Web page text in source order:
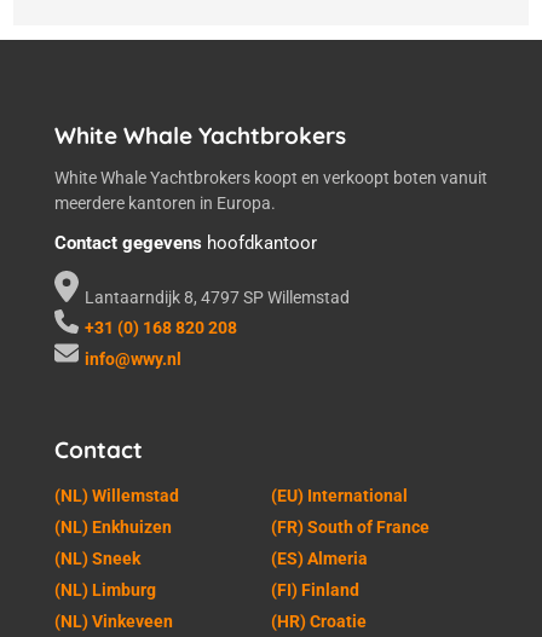
White Whale Yachtbrokers
White Whale Yachtbrokers koopt en verkoopt boten vanuit
meerdere kantoren in Europa.
Contact gegevens hoofdkantoor
Lantaarndijk 8, 4797 SP Willemstad
+31 (0) 168 820 208
info@wwy.nl
Contact
(NL) Willemstad
(NL) Enkhuizen
(NL) Sneek
(NL) Limburg
(NL) Vinkeveen
(EU) International
(FR) South of France
(ES) Almeria
(FI) Finland
(HR) Croatie